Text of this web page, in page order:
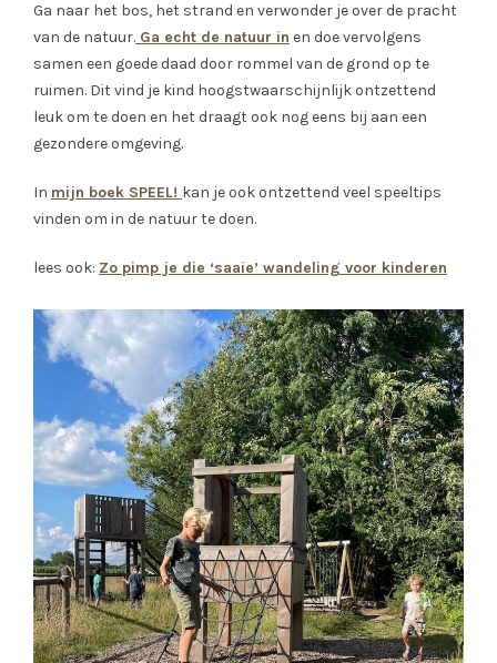
Ga naar het bos, het strand en verwonder je over de pracht
van de natuur. Ga echt de natuur in en doe vervolgens
samen een goede daad door rommel van de grond op te
ruimen. Dit vind je kind hoogstwaarschijnlijk ontzettend
leuk om te doen en het draagt ook nog eens bij aan een
gezondere omgeving.
In mijn boek SPEEL! kan je ook ontzettend veel speeltips
vinden om in de natuur te doen.
lees ook: Zo pimp je die ‘saaie’ wandeling voor kinderen